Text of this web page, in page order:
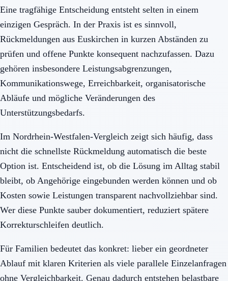
Eine tragfähige Entscheidung entsteht selten in einem
einzigen Gespräch. In der Praxis ist es sinnvoll,
Rückmeldungen aus Euskirchen in kurzen Abständen zu
prüfen und offene Punkte konsequent nachzufassen. Dazu
gehören insbesondere Leistungsabgrenzungen,
Kommunikationswege, Erreichbarkeit, organisatorische
Abläufe und mögliche Veränderungen des
Unterstützungsbedarfs.
Im Nordrhein-Westfalen-Vergleich zeigt sich häufig, dass
nicht die schnellste Rückmeldung automatisch die beste
Option ist. Entscheidend ist, ob die Lösung im Alltag stabil
bleibt, ob Angehörige eingebunden werden können und ob
Kosten sowie Leistungen transparent nachvollziehbar sind.
Wer diese Punkte sauber dokumentiert, reduziert spätere
Korrekturschleifen deutlich.
Für Familien bedeutet das konkret: lieber ein geordneter
Ablauf mit klaren Kriterien als viele parallele Einzelanfragen
ohne Vergleichbarkeit. Genau dadurch entstehen belastbare